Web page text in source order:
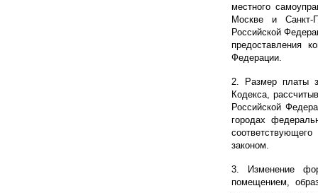
местного
Москве и Санкт-
Российской
предоставления
Федерации.
2. Размер платы
Кодекса,
Российской
городах
законом.
3. Изменение
помещением,